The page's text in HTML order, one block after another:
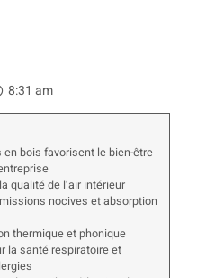
8:31 am
bois favorisent le bien-être
qualité de l’air intérieur
nocives et absorption
thermique et phonique
la santé respiratoire et